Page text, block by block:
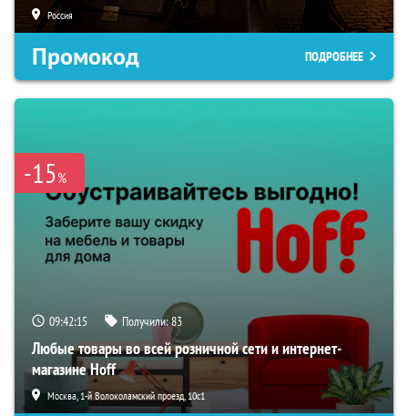
Россия
Промокод ПОДРОБНЕЕ
-15%
09:42:15 Получили:83
Любые товары во всей розничной сети и интернет-
магазине Hoff
Москва, 1-й Волоколамский проезд, 10с1